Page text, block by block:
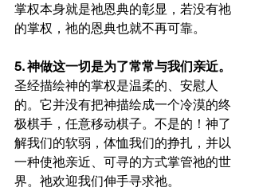
掌权本身就是祂恩典的彰显，若没有祂
的掌权，祂的恩典也就不再可靠。
5. 神做这一切是为了常常与我们亲近。
圣经描绘神的掌权是温柔的、安慰人
的。它并没有把神描绘成一个冷漠的终
极棋手，任意移动棋子。不是的！神了
解我们的软弱，体恤我们的挣扎，并以
一种使祂亲近、可寻的方式掌管祂的世
界。祂欢迎我们伸手寻求祂。